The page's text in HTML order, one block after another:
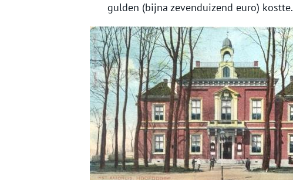
gulden (bijna zevenduizend euro) kostte.